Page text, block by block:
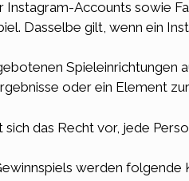
Instagram-Accounts sowie
Dasselbe gilt, wenn ein
Spieleinrichtungen
oder ein Element
das Recht vor, jede
werden folgende